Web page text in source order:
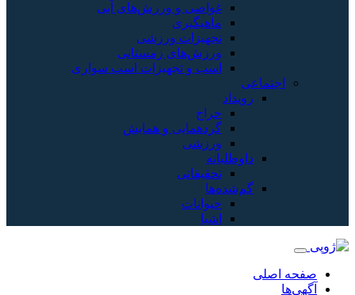
غواصی و ورزش‌های آبی
ماهیگیری
تجهیزات ورزشی
ورزش‌های زمستانی
اسب و تجهیزات اسب سواری
اجتماعی
رویداد
حراج
گردهمایی و همایش
ورزشی
داوطلبانه
تحقیقاتی
گم‌شده‌ها
حیوانات
اشیا
صفحه اصلی
آگهی‌ها